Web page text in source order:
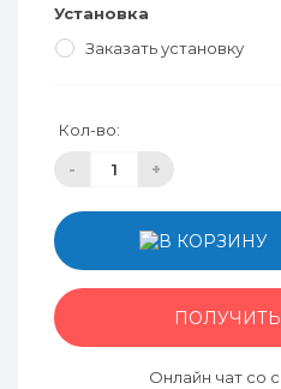
Установка
Заказать установку
Кол-во:
- +
Онлайн чат со